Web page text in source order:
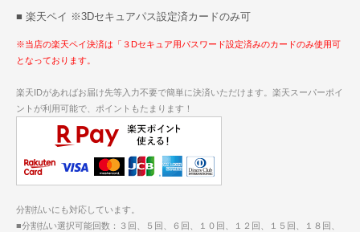
■ 楽天ペイ ※3Dセキュアパス設定済カードのみ可
※当店の楽天ペイ決済は「３Dセキュア用パスワード設定済みのカードのみ使用可
となっております。
楽天IDがあればお届け先等入力不要で簡単に決済いただけます。楽天スーパーポイ
ントが利用可能で、ポイントもたまります！
分割払いにも対応しています。
■分割払い選択可能回数：３回、５回、６回、１０回、１２回、１５回、１８回、